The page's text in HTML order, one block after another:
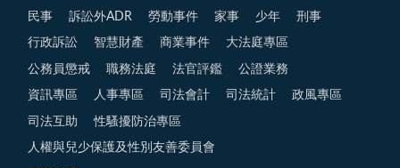
民事 訴訟外ADR 勞動事件 家事 少年 刑事
行政訴訟 智慧財產 商業事件 大法庭專區
公務員懲戒 職務法庭 法官評鑑 公證業務
資訊專區 人事專區 司法會計 司法統計 政風專區
司法互助 性騷擾防治專區
人權與兒少保護及性別友善委員會